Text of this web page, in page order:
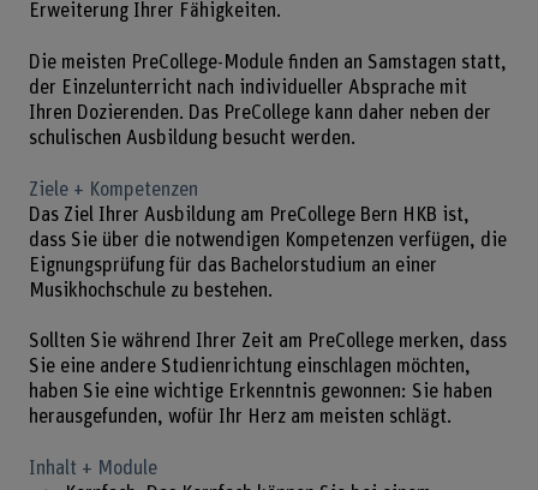
Erweiterung Ihrer Fähigkeiten.
Die meisten PreCollege-Module finden an Samstagen statt,
der Einzelunterricht nach individueller Absprache mit
Ihren Dozierenden. Das PreCollege kann daher neben der
schulischen Ausbildung besucht werden.
Ziele + Kompetenzen
Das Ziel Ihrer Ausbildung am PreCollege Bern HKB ist,
dass Sie über die notwendigen Kompetenzen verfügen, die
Eignungsprüfung für das Bachelorstudium an einer
Musikhochschule zu bestehen.
Sollten Sie während Ihrer Zeit am PreCollege merken, dass
Sie eine andere Studienrichtung einschlagen möchten,
haben Sie eine wichtige Erkenntnis gewonnen: Sie haben
herausgefunden, wofür Ihr Herz am meisten schlägt.
Inhalt + Module